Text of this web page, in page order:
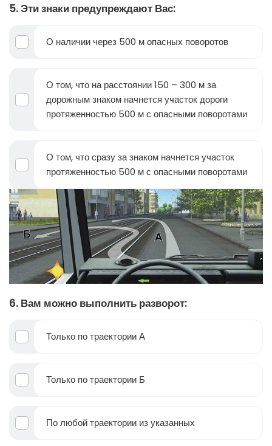
5. Эти знаки предупреждают Вас:
О наличии через 500 м опасных поворотов
О том, что на расстоянии 150 – 300 м за
дорожным знаком начнется участок дороги
протяженностью 500 м с опасными поворотами
О том, что сразу за знаком начнется участок
протяженностью 500 м с опасными поворотами
6. Вам можно выполнить разворот:
Только по траектории А
Только по траектории Б
По любой траектории из указанных